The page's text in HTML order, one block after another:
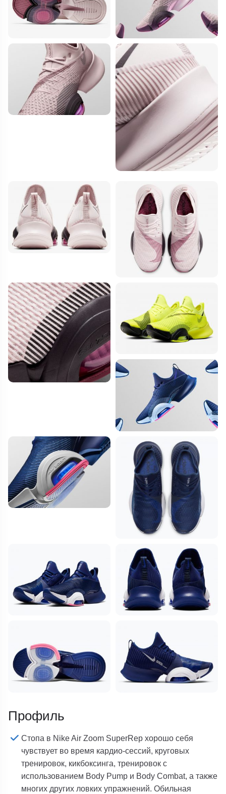
Профиль
Стопа в Nike Air Zoom SuperRep хорошо себя
чувствует во время кардио-сессий, круговых
тренировок, кикбоксинга, тренировок с
использованием Body Pump и Body Combat, а также
многих других ловких упражнений. Обильная